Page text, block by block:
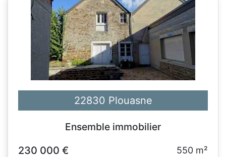
22830 Plouasne
Ensemble immobilier
230 000 €
550 m²